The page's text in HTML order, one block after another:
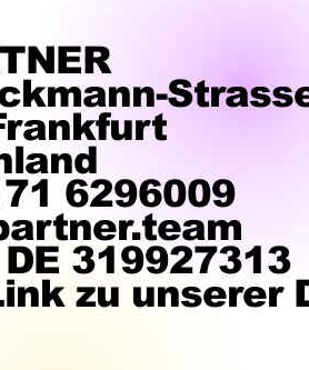
6296009
DE 319927313
zu unserer